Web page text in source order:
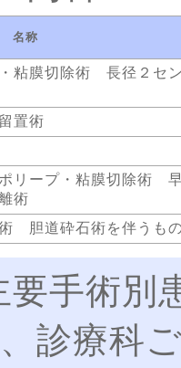
名称
粘膜切除術 長径２セ
置術
リープ・粘膜切除術
術
胆道砕石術を伴うも
手術別
診療科